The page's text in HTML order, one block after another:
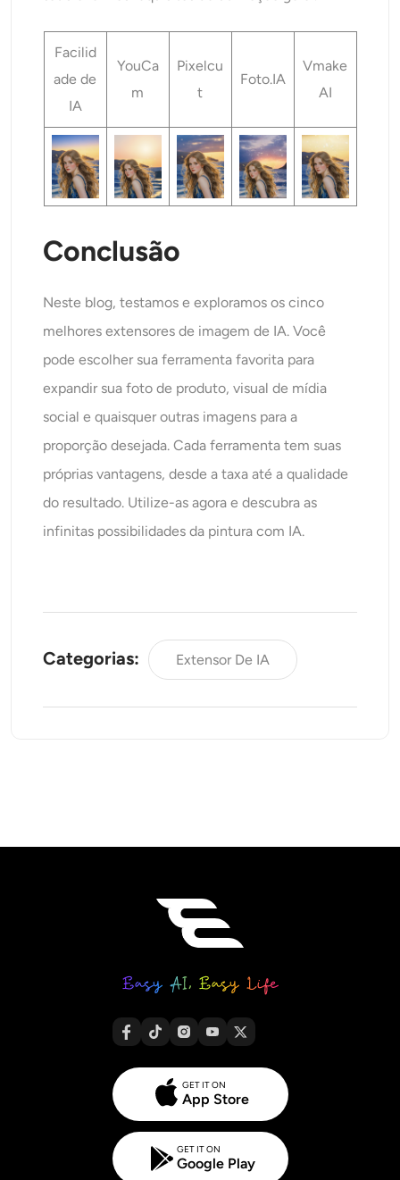
Facilid
ade de
IA
YouCa
m
Pixelcu
t
Foto.IA
Vmake
AI
Conclusão
Neste blog, testamos e exploramos os cinco
melhores extensores de imagem de IA. Você
pode escolher sua ferramenta favorita para
expandir sua foto de produto, visual de mídia
social e quaisquer outras imagens para a
proporção desejada. Cada ferramenta tem suas
próprias vantagens, desde a taxa até a qualidade
do resultado. Utilize-as agora e descubra as
infinitas possibilidades da pintura com IA.
Categorias: Extensor De IA
GET IT ON
App Store
GET IT ON
Google Play